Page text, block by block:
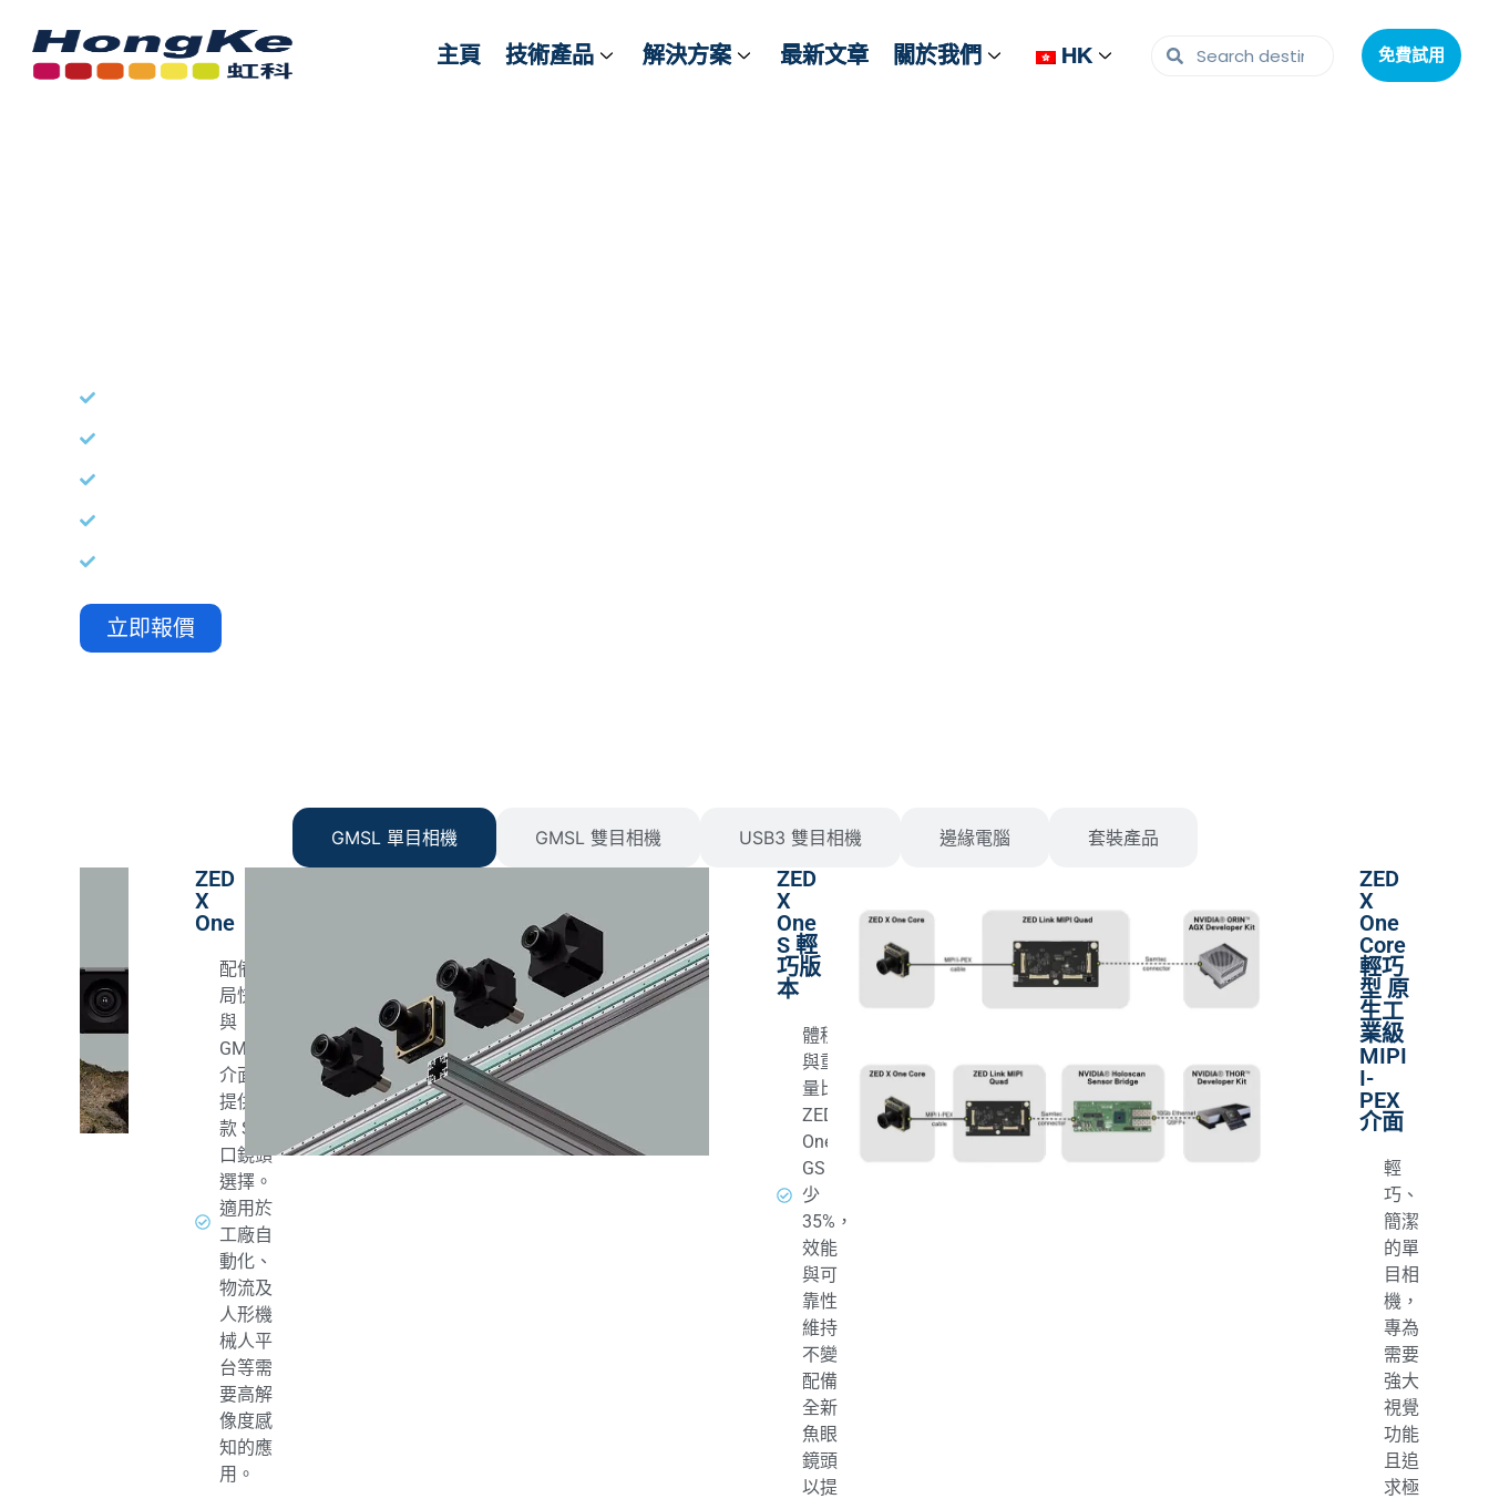
主頁 技術產品 解決方案 最新文章 關於我們 HK 免費試用
主頁 技術產品 解決方案 最新文章 關於我們 HK 免費試用
立即報價
GMSL 單目相機 GMSL 雙目相機 USB3 雙目相機 邊緣電腦 套裝產品
ZED
X
One
配備全
局快門
與
GMSL2
介面，
提供多
款 S 卡
口鏡頭
選擇。
適用於
工廠自
動化、
物流及
人形機
械人平
台等需
要高解
像度感
知的應
用。
ZED
X
One
S 輕
巧版
本
體積
與重
量比
ZED X
One
GS 減
少
35%，
效能
與可
靠性
維持
不變
配備
全新
魚眼
鏡頭
以提
ZED
X
One
Core
輕巧
型 原
生工
業級
MIPI
I-
PEX
介面
輕
巧、
簡潔
的單
目相
機，
專為
需要
強大
視覺
功能
且追
求極